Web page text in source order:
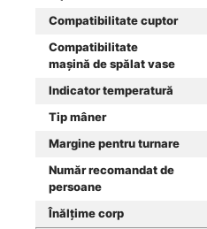
Compatibilitate cuptor
Compatibilitate
mașină de spălat vase
Indicator temperatură
Tip mâner
Margine pentru turnare
Număr recomandat de
persoane
Înălțime corp